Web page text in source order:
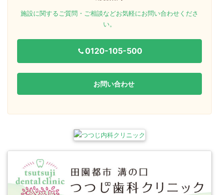
施設に関するご質問・ご相談などお気軽にお問い合わせくださ
い。
0120-105-500
お問い合わせ